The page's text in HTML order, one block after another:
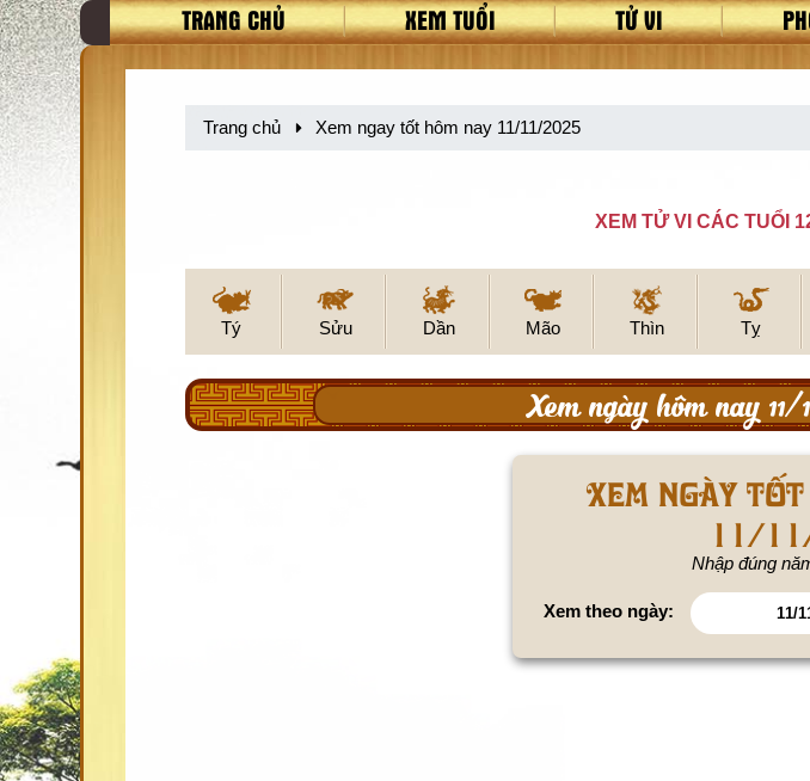
TRANG CHỦ XEM TUỔI TỬ VI
Trang chủ Xem ngay tốt hôm nay 11/11/2025
XEM TỬ VI CÁC TUỔI
Tý Sửu Dần Mão Thìn Tỵ
Xem ngày hôm nay
Xem ngày
11/
Nhập đúng
Xem theo ngày: